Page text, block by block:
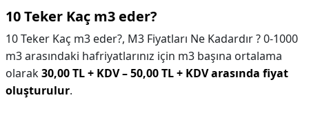
10 Teker Kaç m3 eder?
10 Teker Kaç m3 eder?, M3 Fiyatları Ne Kadardır ? 0-1000
m3 arasındaki hafriyatlarınız için m3 başına ortalama
olarak30,00 TL + KDV – 50,00 TL + KDV arasında fiyat
oluşturulur.